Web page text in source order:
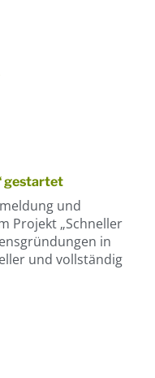
gestartet
und
Projekt „Schneller
in
und vollständig